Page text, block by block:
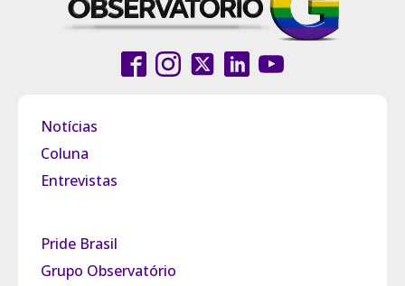
Notícias
Coluna
Entrevistas
Pride Brasil
Grupo Observatório